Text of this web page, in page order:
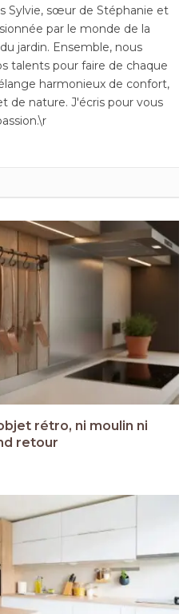
Sylvie, sœur de Stéphanie et
par le monde de la
jardin. Ensemble, nous
talents pour faire de chaque
harmonieux de confort,
de nature. J'écris pour vous
rétro, ni moulin ni
retour